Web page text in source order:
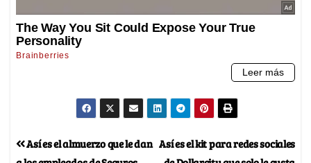
Así es el kit para redes sociales
Así es el almuerzo que le dan